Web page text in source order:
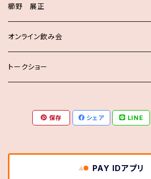
櫛野 展正
オンライン飲み会
トークショー
保存 シェア LINE
PAY IDアプリ